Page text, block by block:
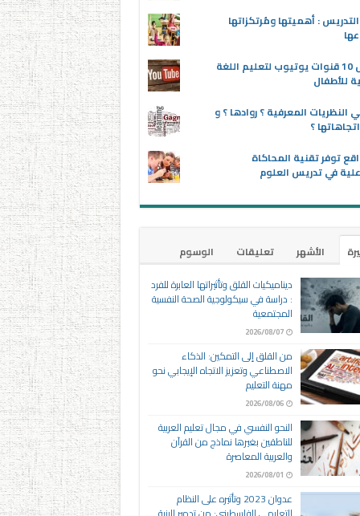
: أهميتها ومُرتكزاتها
أفضل 10 قنوات يوتيوب لتعليم اللغة
للأطفال
النظريات المعرفية ؟ روادها ؟ و
؟
توفر تقنية المحاكاة
في تدريس العلوم
الأشهر تعليقات
الوسوم
ديناميكيات القلق وتأثيراتها العابرة للفرد
: دراسة في سيكولوجية الصحة النفسية
المجتمعية
2026/08/07
من القلق إلى التمكين: الذكاء
الاصطناعي وتعزيز الاتجاه الإيجابي نحو
مهنة التعليم
2026/08/06
النحو النفسي في مجال تعليم العربية
للناطقين بغيرها نماذج من القرآن
والعربية المعاصرة
2026/08/01
عدوان 2023 وتأثيره على النظام